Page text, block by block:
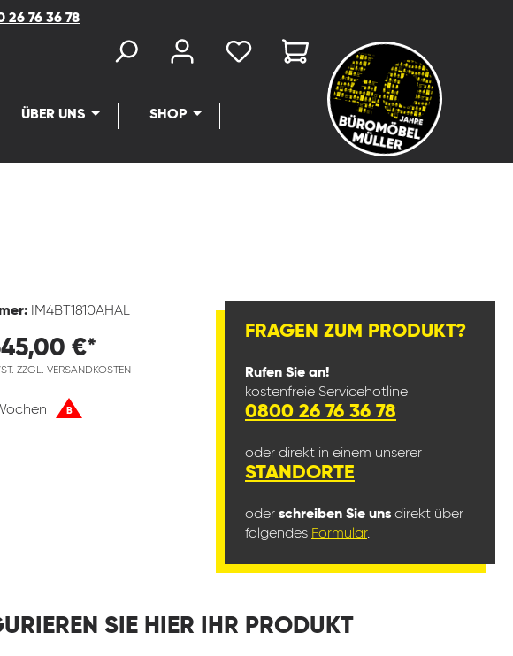
26 76 36 78
ÜBER UNS
SHOP
IM4BT1810AHAL
€*
ZZGL. VERSANDKOSTEN
B
FRAGEN ZUM PRODUKT?
Rufen Sie an!
kostenfreie Servicehotline
0800 26 76 36 78
oder direkt in einem unserer
STANDORTE
oder schreiben Sie uns direkt über
folgendes Formular.
SIE HIER IHR PRODUKT